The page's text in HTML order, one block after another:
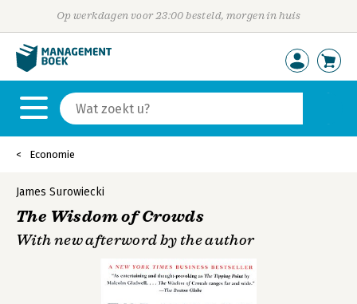
Op werkdagen voor 23:00 besteld, morgen in huis
Economie
James Surowiecki
The Wisdom of Crowds
With new afterword by the author